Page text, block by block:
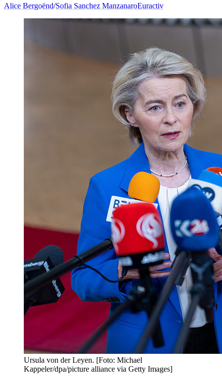
Alice Bergoënd/Sofia Sanchez ManzanaroEuractiv
Ursula von der Leyen. [Foto: Michael
Kappeler/dpa/picture alliance via Getty Images]